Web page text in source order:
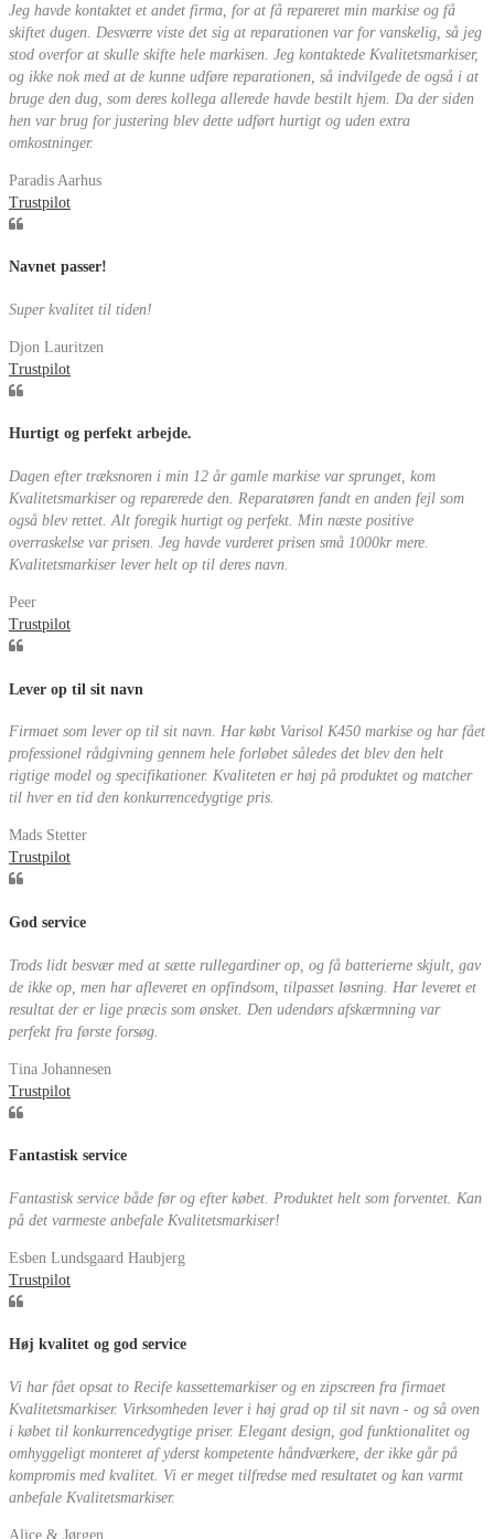
Jeg havde kontaktet et andet firma, for at få repareret min markise og få
skiftet dugen. Desværre viste det sig at reparationen var for vanskelig, så jeg
stod overfor at skulle skifte hele markisen. Jeg kontaktede Kvalitetsmarkiser,
og ikke nok med at de kunne udføre reparationen, så indvilgede de også i at
bruge den dug, som deres kollega allerede havde bestilt hjem. Da der siden
hen var brug for justering blev dette udført hurtigt og uden extra
omkostninger.
Paradis Aarhus
Trustpilot
Navnet passer!
Super kvalitet til tiden!
Djon Lauritzen
Trustpilot
Hurtigt og perfekt arbejde.
Dagen efter træksnoren i min 12 år gamle markise var sprunget, kom
Kvalitetsmarkiser og reparerede den. Reparatøren fandt en anden fejl som
også blev rettet. Alt foregik hurtigt og perfekt. Min næste positive
overraskelse var prisen. Jeg havde vurderet prisen små 1000kr mere.
Kvalitetsmarkiser lever helt op til deres navn.
Peer
Trustpilot
Lever op til sit navn
Firmaet som lever op til sit navn. Har købt Varisol K450 markise og har fået
professionel rådgivning gennem hele forløbet således det blev den helt
rigtige model og specifikationer. Kvaliteten er høj på produktet og matcher
til hver en tid den konkurrencedygtige pris.
Mads Stetter
Trustpilot
God service
Trods lidt besvær med at sætte rullegardiner op, og få batterierne skjult, gav
de ikke op, men har afleveret en opfindsom, tilpasset løsning. Har leveret et
resultat der er lige præcis som ønsket. Den udendørs afskærmning var
perfekt fra første forsøg.
Tina Johannesen
Trustpilot
Fantastisk service
Fantastisk service både før og efter købet. Produktet helt som forventet. Kan
på det varmeste anbefale Kvalitetsmarkiser!
Esben Lundsgaard Haubjerg
Trustpilot
Høj kvalitet og god service
Vi har fået opsat to Recife kassettemarkiser og en zipscreen fra firmaet
Kvalitetsmarkiser. Virksomheden lever i høj grad op til sit navn - og så oven
i købet til konkurrencedygtige priser. Elegant design, god funktionalitet og
omhyggeligt monteret af yderst kompetente håndværkere, der ikke går på
kompromis med kvalitet. Vi er meget tilfredse med resultatet og kan varmt
anbefale Kvalitetsmarkiser.
Alice & Jørgen